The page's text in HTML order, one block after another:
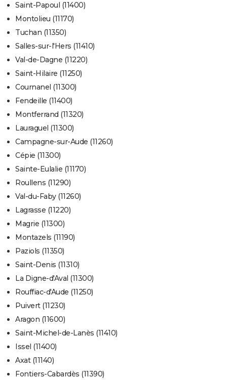
Saint-Papoul (11400)
Montolieu (11170)
Tuchan (11350)
Salles-sur-l'Hers (11410)
Val-de-Dagne (11220)
Saint-Hilaire (11250)
Cournanel (11300)
Fendeille (11400)
Montferrand (11320)
Lauraguel (11300)
Campagne-sur-Aude (11260)
Cépie (11300)
Sainte-Eulalie (11170)
Roullens (11290)
Val-du-Faby (11260)
Lagrasse (11220)
Magrie (11300)
Montazels (11190)
Paziols (11350)
Saint-Denis (11310)
La Digne-d'Aval (11300)
Rouffiac-d'Aude (11250)
Puivert (11230)
Aragon (11600)
Saint-Michel-de-Lanès (11410)
Issel (11400)
Axat (11140)
Fontiers-Cabardès (11390)